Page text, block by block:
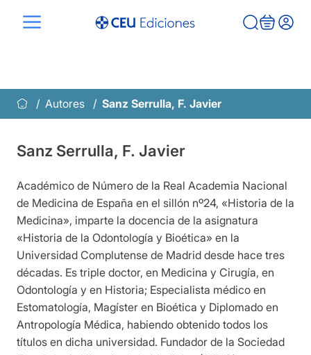
Autores Sanz Serrulla, F. Javier
Sanz Serrulla, F. Javier
Académico de Número de la Real Academia Nacional
de Medicina de España en el sillón nº24, «Historia de la
Medicina», imparte la docencia de la asignatura
«Historia de la Odontología y Bioética» en la
Universidad Complutense de Madrid desde hace tres
décadas. Es triple doctor, en Medicina y Cirugía, en
Odontología y en Historia; Especialista médico en
Estomatología, Magíster en Bioética y Diplomado en
Antropología Médica, habiendo obtenido todos los
títulos en dicha universidad. Fundador de la Sociedad